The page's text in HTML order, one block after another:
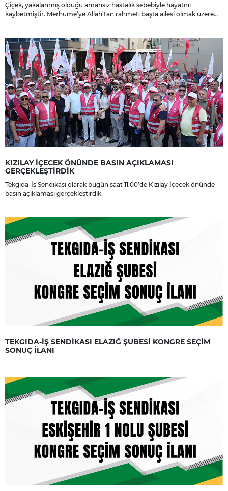
Çiçek, yakalanmış olduğu amansız hastalık sebebiyle hayatını
kaybetmiştir. Merhume’ye Allah’tan rahmet; başta ailesi olmak üzere
KIZILAY İÇECEK ÖNÜNDE BASIN AÇIKLAMASI
GERÇEKLEŞTİRDİK
Tekgıda-İş Sendikası olarak bugün saat 11.00’de Kızılay İçecek önünde
basın açıklaması gerçekleştirdik.
TEKGIDA-İŞ SENDİKASI ELAZIĞ ŞUBESİ KONGRE SEÇİM
SONUÇ İLANI